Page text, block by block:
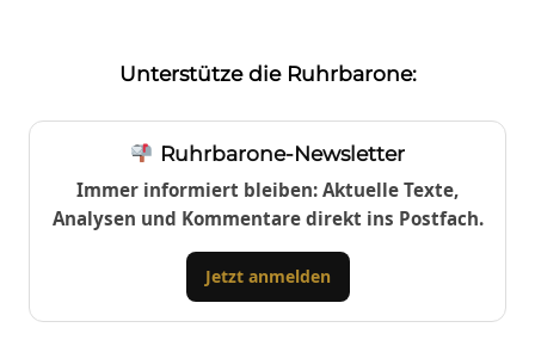
Unterstütze die Ruhrbarone:
Ruhrbarone-Newsletter
Immer informiert bleiben: Aktuelle Texte,
Analysen und Kommentare direkt ins Postfach.
Jetzt anmelden